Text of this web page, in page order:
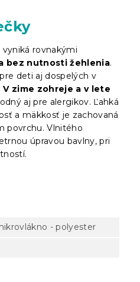
rovnakými
bez nutnosti žehlenia.
deti aj dospelých v
V zime zohreje a v lete
aj pre alergikov. Ľahká
a mäkkosť je zachovaná
povrchu. Vlnitého
úpravou bavlny, pri
- polyester